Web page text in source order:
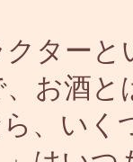
ター
お酒
、いく